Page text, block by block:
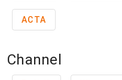
ACTA
Channel